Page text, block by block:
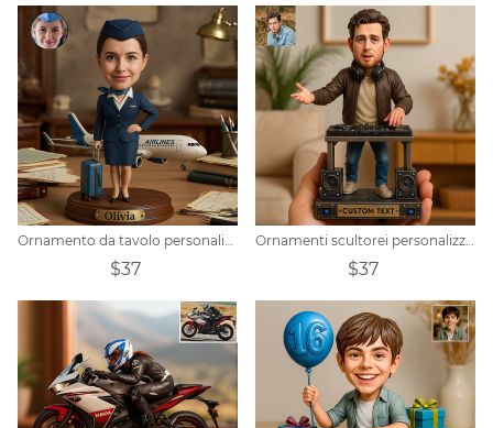
Ornamento da tavolo personalizzato con ritratto di hostess
$37
Ornamenti scultorei personalizzati a tema DJ a forma di cartone animato
$37